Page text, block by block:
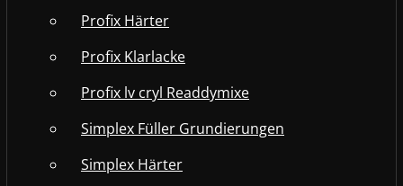
Profix Härter
Profix Klarlacke
Profix lv cryl Readdymixe
Simplex Füller Grundierungen
Simplex Härter